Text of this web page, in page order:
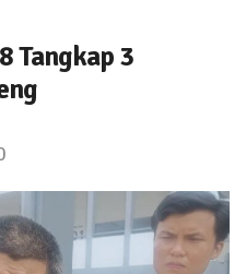
Tangkap 3